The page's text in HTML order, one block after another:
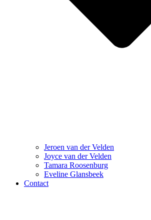
Jeroen van der Velden
Joyce van der Velden
Tamara Roosenburg
Eveline Glansbeek
Contact